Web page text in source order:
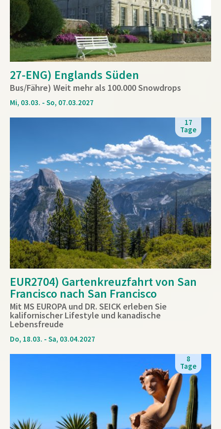
27-ENG) Englands Süden
Bus/Fähre) Weit mehr als 100.000 Snowdrops
Mi, 03.03. - So, 07.03.2027
17
Tage
EUR2704) Gartenkreuzfahrt von San
Francisco nach San Francisco
Mit MS EUROPA und DR. SEICK erleben Sie
kalifornischer Lifestyle und kanadische
Lebensfreude
Do, 18.03. - Sa, 03.04.2027
8
Tage